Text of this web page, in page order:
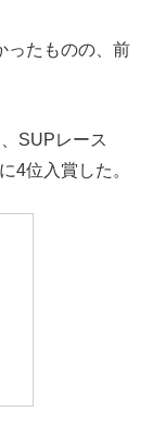
ったものの、前
SUPレース
4位入賞した。